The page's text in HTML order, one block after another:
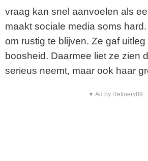
vraag kan snel aanvoelen als
maakt sociale media soms
om rustig te blijven. Ze gaf
boosheid. Daarmee liet ze zien
serieus neemt, maar ook haar
▼ Ad by Refinery89